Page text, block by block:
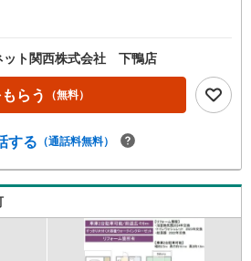
ット関西株式会社 下鴨店
らう （無料）
する （通話料無料）